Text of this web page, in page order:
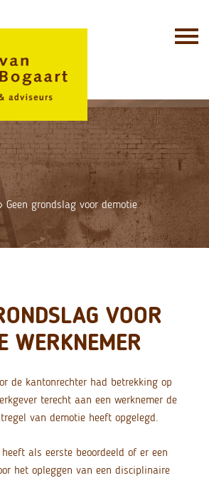
Geen grondslag voor demotie
VOOR
WERKNEMER
de kantonrechter had betrekking op
terecht aan een werknemer de
van demotie heeft opgelegd.
als eerste beoordeeld of er een
het opleggen van een disciplinaire